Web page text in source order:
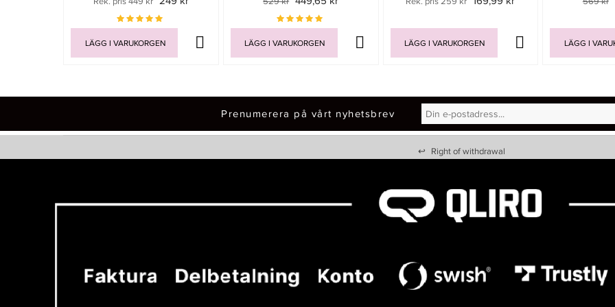
LÄGG I VARUKORGEN LÄGG I VARUKORGEN LÄGG I VARUKORGEN LÄGG I
Prenumerera på vårt nyhetsbrev
↩ Right of withdrawal